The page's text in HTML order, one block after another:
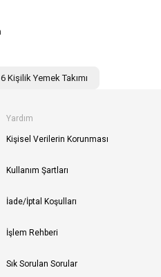
6 Kişilik Yemek Takımı
Yardım
Kişisel Verilerin Korunması
Kullanım Şartları
İade/İptal Koşulları
İşlem Rehberi
Sık Sorulan Sorular